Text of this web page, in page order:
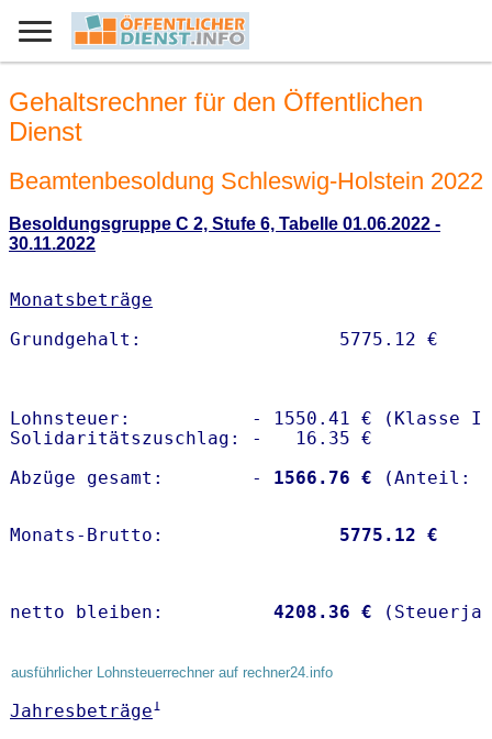
Gehaltsrechner für den Öffentlichen
Dienst
Beamtenbesoldung Schleswig-Holstein 2022
Besoldungsgruppe C 2, Stufe 6, Tabelle 01.06.2022 -
30.11.2022
Monatsbeträge
Lohnsteuer:           - 1550.41 € (Klasse I)
Solidaritätszuschlag: -   16.35 €
Abzüge gesamt:        -
1566.76 €
Monats-Brutto: 5775.12 €
netto bleiben: 4208.36 €
ausführlicher Lohnsteuerrechner auf rechner24.info
Jahresbeträge1